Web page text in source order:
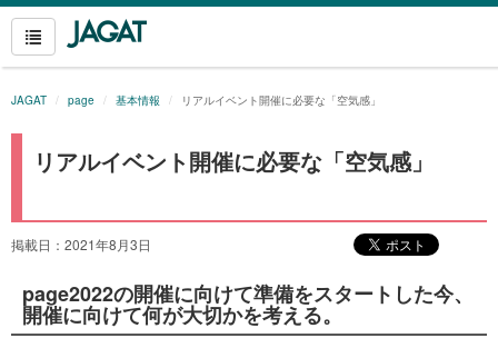
JAGAT page 基本情報 リアルイベント開催に必要な「空気感」
リアルイベント開催に必要な「空気感」
掲載日：2021年8月3日
page2022の開催に向けて準備をスタートした今、
開催に向けて何が大切かを考える。